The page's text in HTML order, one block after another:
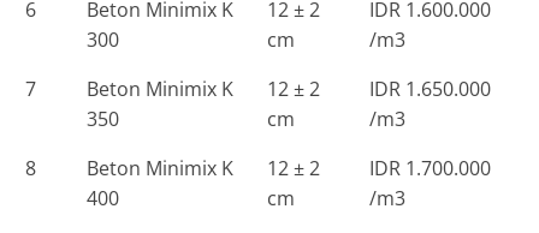
6
Beton Minimix K
300
12 ± 2
cm
IDR 1.600.000
/m3
7
Beton Minimix K
350
12 ± 2
cm
IDR 1.650.000
/m3
8
Beton Minimix K
400
12 ± 2
cm
IDR 1.700.000
/m3